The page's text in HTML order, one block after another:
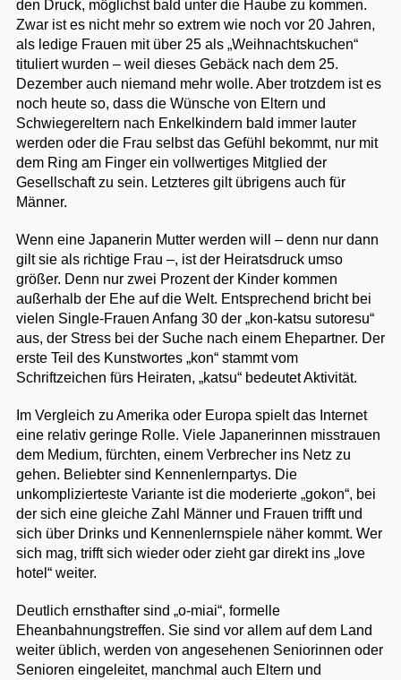
den Druck, möglichst bald unter die Haube zu kommen.
Zwar ist es nicht mehr so extrem wie noch vor 20 Jahren,
als ledige Frauen mit über 25 als „Weihnachtskuchen“
tituliert wurden – weil dieses Gebäck nach dem 25.
Dezember auch niemand mehr wolle. Aber trotzdem ist es
noch heute so, dass die Wünsche von Eltern und
Schwiegereltern nach Enkelkindern bald immer lauter
werden oder die Frau selbst das Gefühl bekommt, nur mit
dem Ring am Finger ein vollwertiges Mitglied der
Gesellschaft zu sein. Letzteres gilt übrigens auch für
Männer.
Wenn eine Japanerin Mutter werden will – denn nur dann
gilt sie als richtige Frau –, ist der Heiratsdruck umso
größer. Denn nur zwei Prozent der Kinder kommen
außerhalb der Ehe auf die Welt. Entsprechend bricht bei
vielen Single-Frauen Anfang 30 der „kon-katsu sutoresu“
aus, der Stress bei der Suche nach einem Ehepartner. Der
erste Teil des Kunstwortes „kon“ stammt vom
Schriftzeichen fürs Heiraten, „katsu“ bedeutet Aktivität.
Im Vergleich zu Amerika oder Europa spielt das Internet
eine relativ geringe Rolle. Viele Japanerinnen misstrauen
dem Medium, fürchten, einem Verbrecher ins Netz zu
gehen. Beliebter sind Kennenlernpartys. Die
unkomplizierteste Variante ist die moderierte „gokon“, bei
der sich eine gleiche Zahl Männer und Frauen trifft und
sich über Drinks und Kennenlernspiele näher kommt. Wer
sich mag, trifft sich wieder oder zieht gar direkt ins „love
hotel“ weiter.
Deutlich ernsthafter sind „o-miai“, formelle
Eheanbahnungstreffen. Sie sind vor allem auf dem Land
weiter üblich, werden von angesehenen Seniorinnen oder
Senioren eingeleitet, manchmal auch Eltern und